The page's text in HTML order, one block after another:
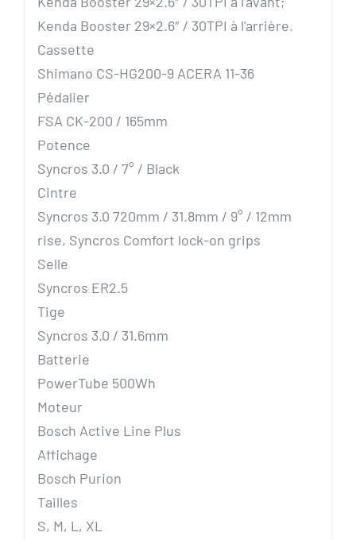
Kenda Booster 29×2.6″ / 30TPI à l’arrière.
Cassette
Shimano CS-HG200-9 ACERA 11-36
Pédalier
FSA CK-200 / 165mm
Potence
Syncros 3.0 / 7° / Black
Cintre
Syncros 3.0 720mm / 31.8mm / 9° / 12mm
rise, Syncros Comfort lock-on grips
Selle
Syncros ER2.5
Tige
Syncros 3.0 / 31.6mm
Batterie
PowerTube 500Wh
Moteur
Bosch Active Line Plus
Affichage
Bosch Purion
Tailles
S, M, L, XL